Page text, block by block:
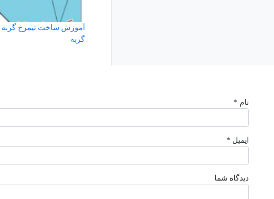
آموزش ساخت نیمرخ گربه
گربه
نام *
ایمیل *
دیدگاه شما